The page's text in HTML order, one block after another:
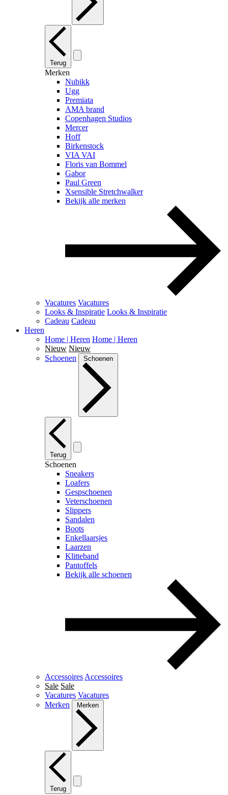
Terug
Merken
Nubikk
Ugg
Premiata
AMA brand
Copenhagen Studios
Mercer
Hoff
Birkenstock
VIA VAI
Floris van Bommel
Gabor
Paul Green
Xsensible Stretchwalker
Bekijk alle merken
Vacatures Vacatures
Looks & Inspiratie Looks & Inspiratie
Cadeau Cadeau
Heren
Home | Heren Home | Heren
Nieuw Nieuw
Schoenen
Schoenen
Terug
Schoenen
Sneakers
Loafers
Gespschoenen
Veterschoenen
Slippers
Sandalen
Boots
Enkellaarsjes
Laarzen
Klitteband
Pantoffels
Bekijk alle schoenen
Accessoires Accessoires
Sale Sale
Vacatures Vacatures
Merken
Merken
Terug